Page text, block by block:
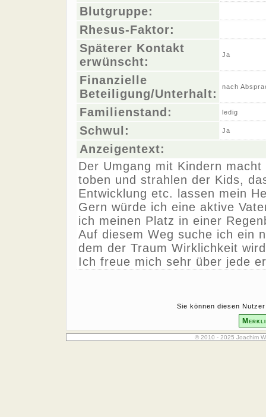
Blutgruppe:
Rhesus-Faktor:
Späterer Kontakt
erwünscht:
Ja
Finanzielle
Beteiligung/Unterhalt:
nach
Familienstand: ledig
Schwul: Ja
Anzeigentext:
Der Umgang mit Kindern
toben und strahlen der Kids,
Entwicklung etc. lassen mein
Gern würde ich eine aktive
ich meinen Platz in einer
Auf diesem Weg suche ich ein
dem der Traum Wirklichkeit
Ich freue mich sehr über jede
Sie können diesen
© 2010 - 2025 Joachim